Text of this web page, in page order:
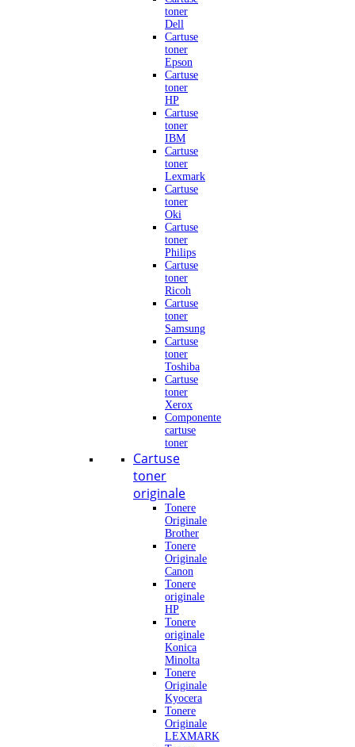
toner
Dell
Cartuse
toner
Epson
Cartuse
toner
HP
Cartuse
toner
IBM
Cartuse
toner
Lexmark
Cartuse
toner
Oki
Cartuse
toner
Philips
Cartuse
toner
Ricoh
Cartuse
toner
Samsung
Cartuse
toner
Toshiba
Cartuse
toner
Xerox
Componente
cartuse
toner
Cartuse
toner
originale
Tonere
Originale
Brother
Tonere
Originale
Canon
Tonere
originale
HP
Tonere
originale
Konica
Minolta
Tonere
Originale
Kyocera
Tonere
Originale
LEXMARK